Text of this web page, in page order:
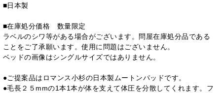
■日本製
■在庫処分価格 数量限定
ラベルのシワ等がある場合がございます。問屋在庫処分品である
ことをご了承願います。使用に問題はございません。
ベッドの画像はシングルサイズではありません。
●ご提案品はロマンス小杉の日本製ムートンパッドです。
●毛長２５mmの1本1本が体を支えて体圧を分散してくれます。フ